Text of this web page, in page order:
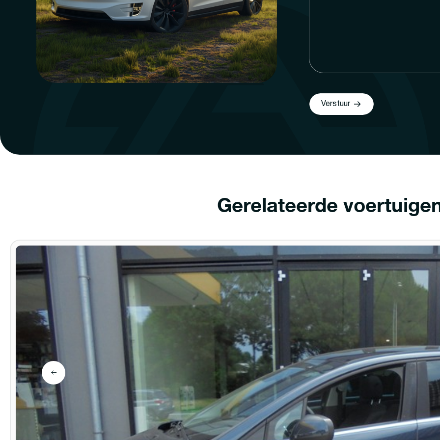
Verstuur
Gerelateerde